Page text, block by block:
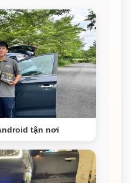
tận nơi